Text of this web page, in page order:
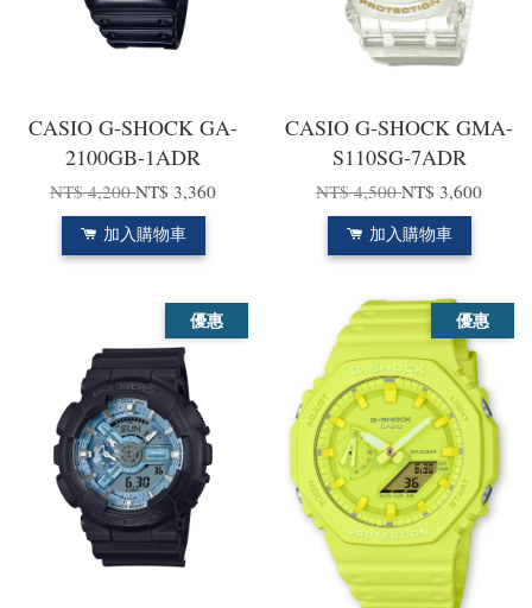
CASIO G-SHOCK GA-
2100GB-1ADR
NT$ 4,200NT$ 3,360
加入購物車
CASIO G-SHOCK GMA-
S110SG-7ADR
NT$ 4,500NT$ 3,600
加入購物車
優惠 優惠